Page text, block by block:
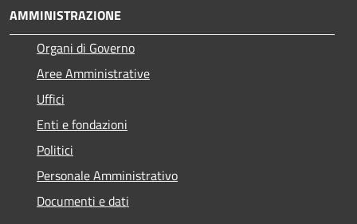
AMMINISTRAZIONE
Organi di Governo
Aree Amministrative
Uffici
Enti e fondazioni
Politici
Personale Amministrativo
Documenti e dati